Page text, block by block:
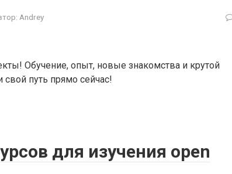
Andrey
Обучение, опыт, новые знакомства и крутой
свой путь прямо сейчас!
для изучения open